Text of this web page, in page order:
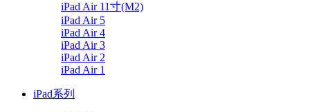
iPad Air 11寸(M2)
iPad Air 5
iPad Air 4
iPad Air 3
iPad Air 2
iPad Air 1
iPad系列